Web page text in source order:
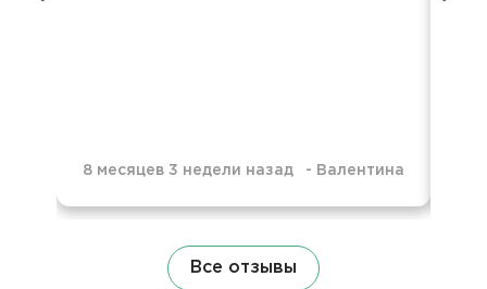
8 месяцев 3 недели назад - Валентина
Все отзывы